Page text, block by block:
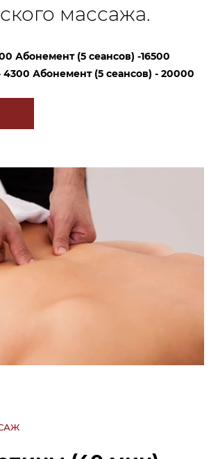
массажа.
Абонемент (5 сеансов) -16500
4300 Абонемент (5 сеансов) - 20000